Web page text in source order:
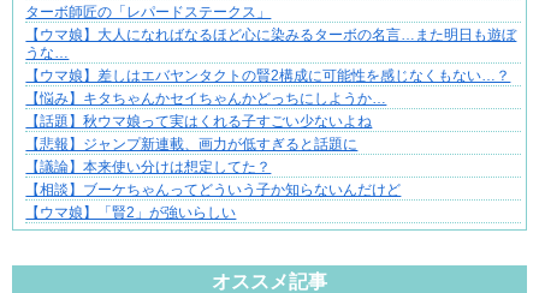
ターボ師匠の「レパードステークス」
【ウマ娘】大人になればなるほど心に染みるターボの名言…また明日も遊ぼ
うな…
【ウマ娘】差しはエバヤンタクトの賢2構成に可能性を感じなくもない…？
【悩み】キタちゃんかセイちゃんかどっちにしようか…
【話題】秋ウマ娘って実はくれる子すごい少ないよね
【悲報】ジャンプ新連載、画力が低すぎると話題に
【議論】本来使い分けは想定してた？
【相談】ブーケちゃんってどういう子か知らないんだけど
【ウマ娘】「賢2」が強いらしい
オススメ記事